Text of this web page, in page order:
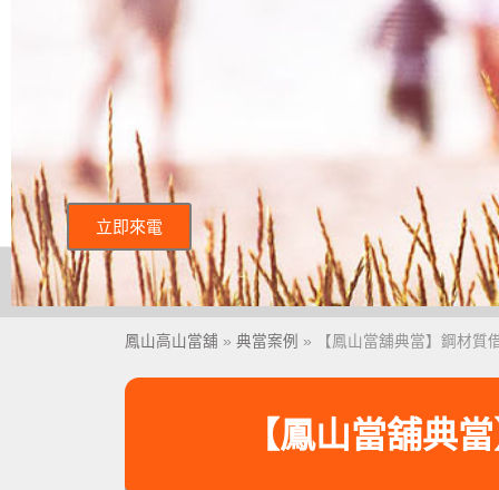
立即來電
鳳山高山當舖 » 典當案例 » 【鳳山當舖典當】鋼材質
【鳳山當舖典